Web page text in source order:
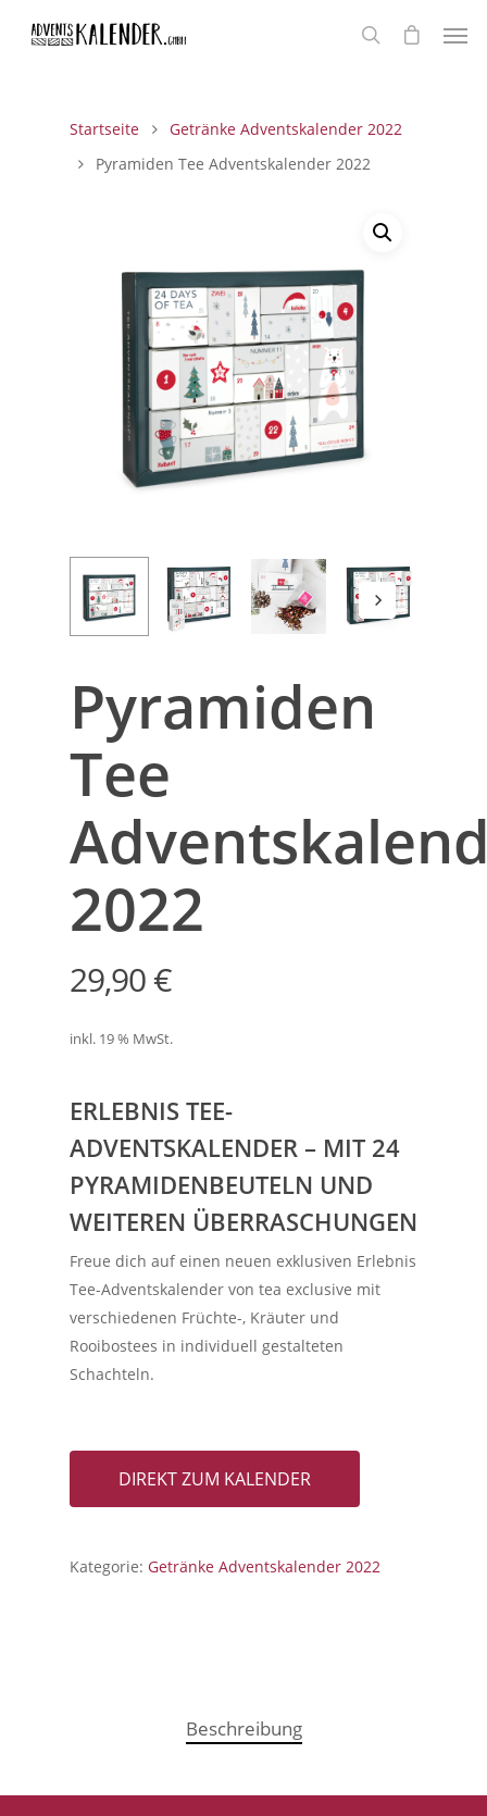
Startseite
Getränke Adventskalender 2022
Pyramiden Tee Adventskalender 2022
Pyramiden
Tee
2022
29,90€
inkl. 19 % MwSt.
ERLEBNIS TEE-
ADVENTSKALENDER – MIT 24
PYRAMIDENBEUTELN UND
WEITEREN ÜBERRASCHUNGEN
Freue dich auf einen neuen exklusiven Erlebnis
Tee-Adventskalender von tea exclusive mit
verschiedenen Früchte-, Kräuter und
Rooibostees in individuell gestalteten
Schachteln.
DIREKT ZUM KALENDER
Kategorie: Getränke Adventskalender 2022
Beschreibung